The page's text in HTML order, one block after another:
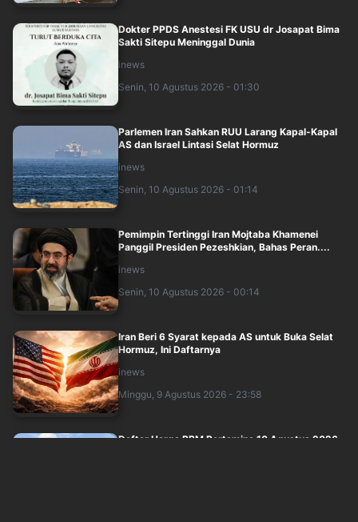
Dokter PPDS Anestesi FK USU dr Josapat Bima
Sakti Sitepu Meninggal Dunia
inews
Senin, 10 Agustus 2026 - 01:30
Parlemen Iran Sahkan RUU Larang Kapal-Kapal
AS dan Israel Lintasi Selat Hormuz
inews
Senin, 10 Agustus 2026 - 01:14
Pemimpin Tertinggi Iran Mojtaba Khamenei
Panggil Presiden Pezeshkian, Bahas Peran....
inews
Senin, 10 Agustus 2026 - 00:14
Iran Beri 6 Syarat kepada AS untuk Buka Selat
Hormuz, Ini Daftarnya
inews
Minggu, 9 Agustus 2026 - 23:58
Daftar Harga BBM Pertamina 10 Agustus 2026,